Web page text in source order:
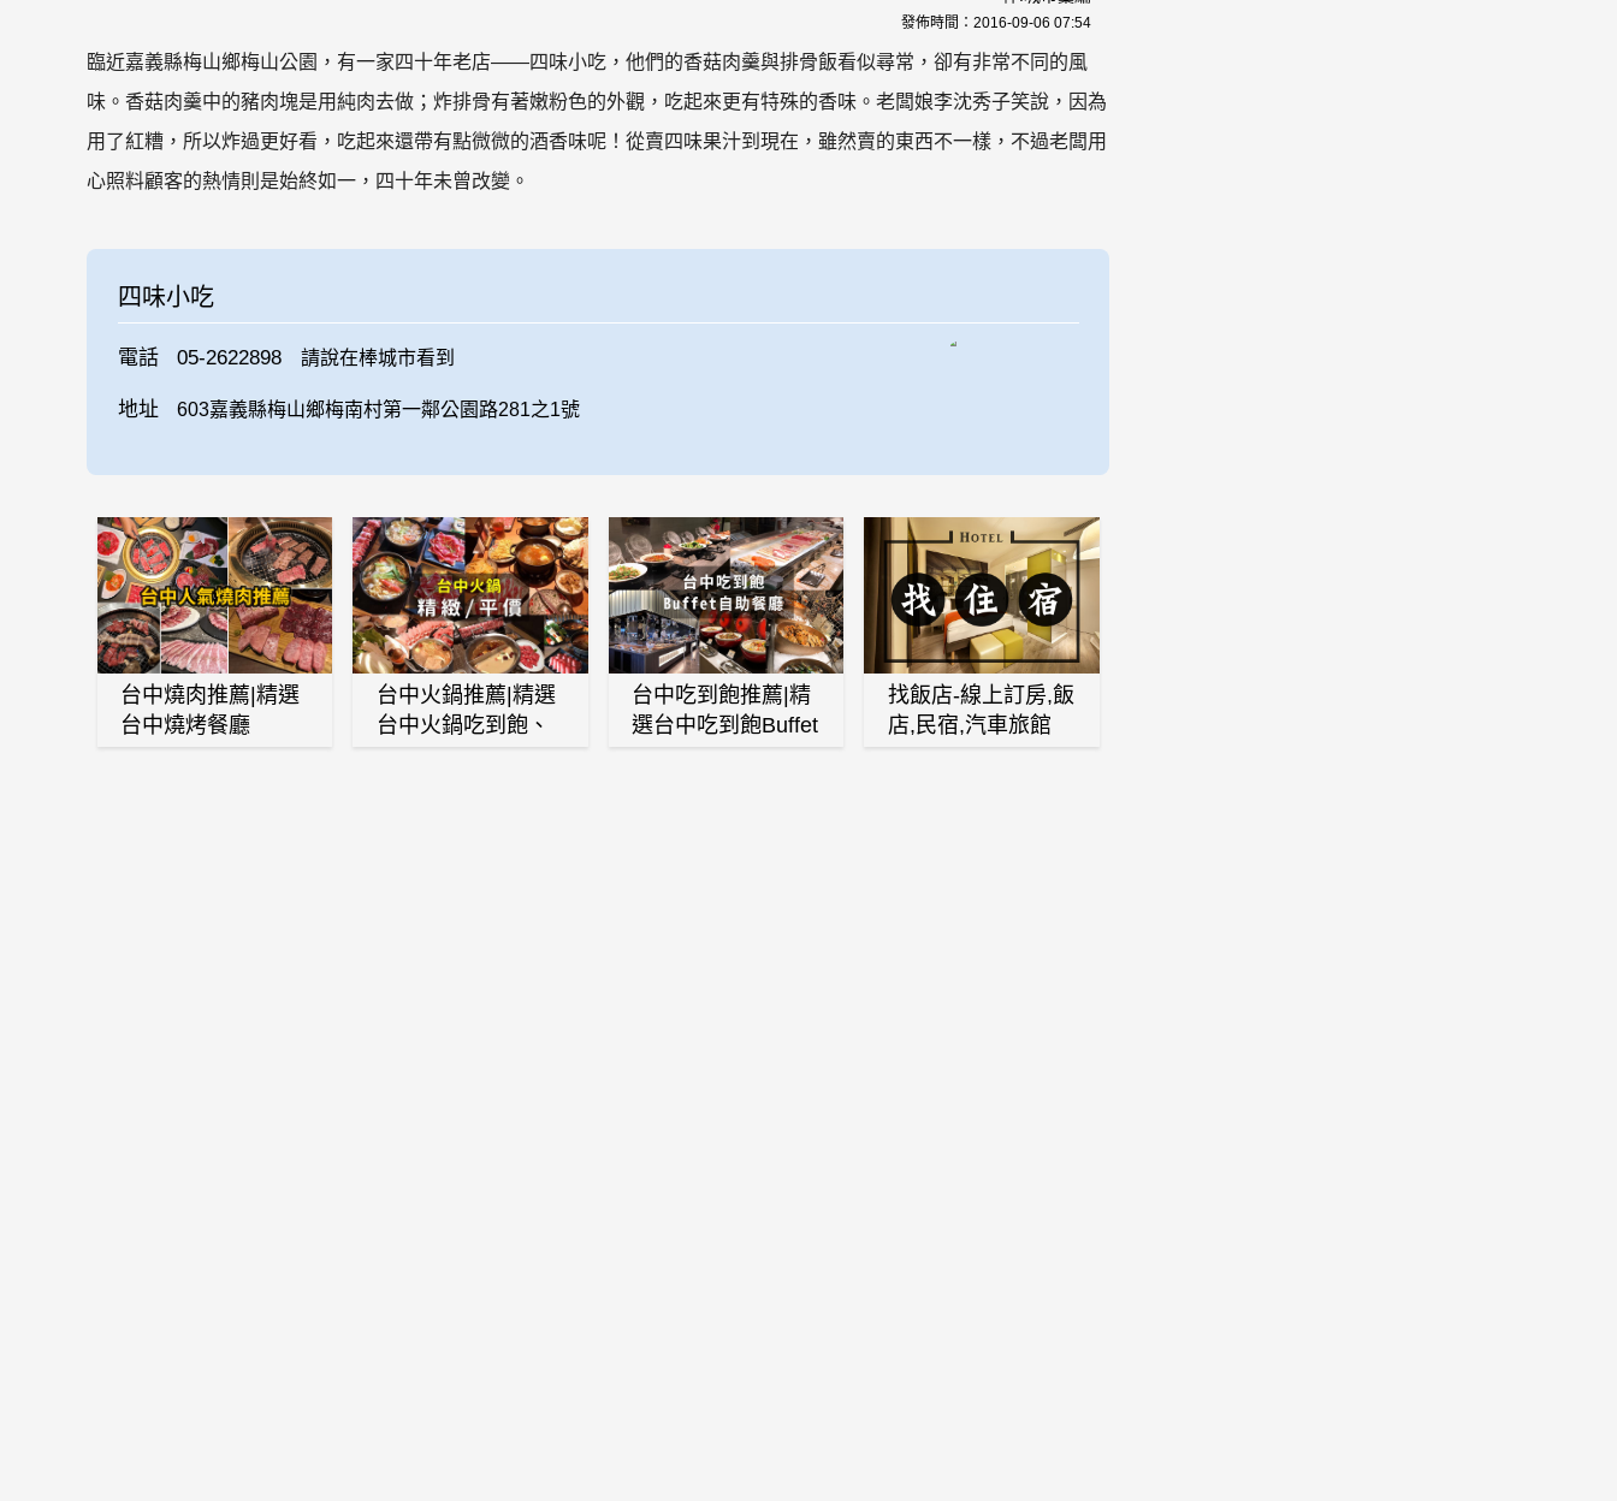
發佈時間： 2016-09-06 07:54
臨近嘉義縣梅山鄉梅山公園，有一家四十年老店——四味小吃，他們的香菇肉羹與排骨飯看似尋常，卻有非常不同的風
味。香菇肉羹中的豬肉塊是用純肉去做；炸排骨有著嫩粉色的外觀，吃起來更有特殊的香味。老闆娘李沈秀子笑說，因為
用了紅糟，所以炸過更好看，吃起來還帶有點微微的酒香味呢！從賣四味果汁到現在，雖然賣的東西不一樣，不過老闆用
心照料顧客的熱情則是始終如一，四十年未曾改變。
四味小吃
電話 05-2622898 請說在棒城市看到
地址 603嘉義縣梅山鄉梅南村第一鄰公園路281之1號
台中燒肉推薦|精選
台中燒烤餐廳
台中火鍋推薦|精選
台中火鍋吃到飽、
台中吃到飽推薦|精
選台中吃到飽Buffet
找飯店-線上訂房,飯
店,民宿,汽車旅館